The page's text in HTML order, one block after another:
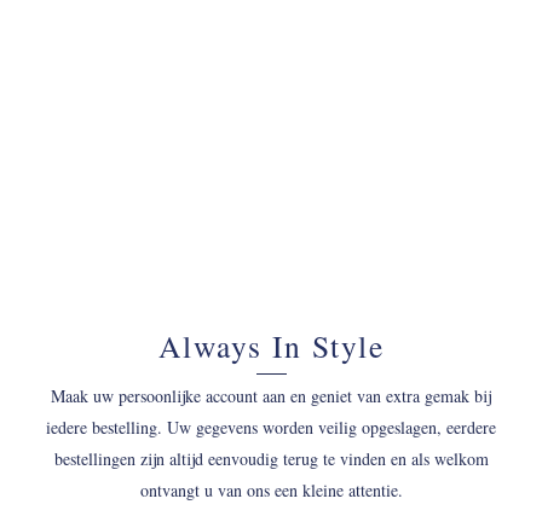
Always In Style
Maak uw persoonlijke account aan en geniet van extra gemak bij
iedere bestelling. Uw gegevens worden veilig opgeslagen, eerdere
bestellingen zijn altijd eenvoudig terug te vinden en als welkom
ontvangt u van ons een kleine attentie.